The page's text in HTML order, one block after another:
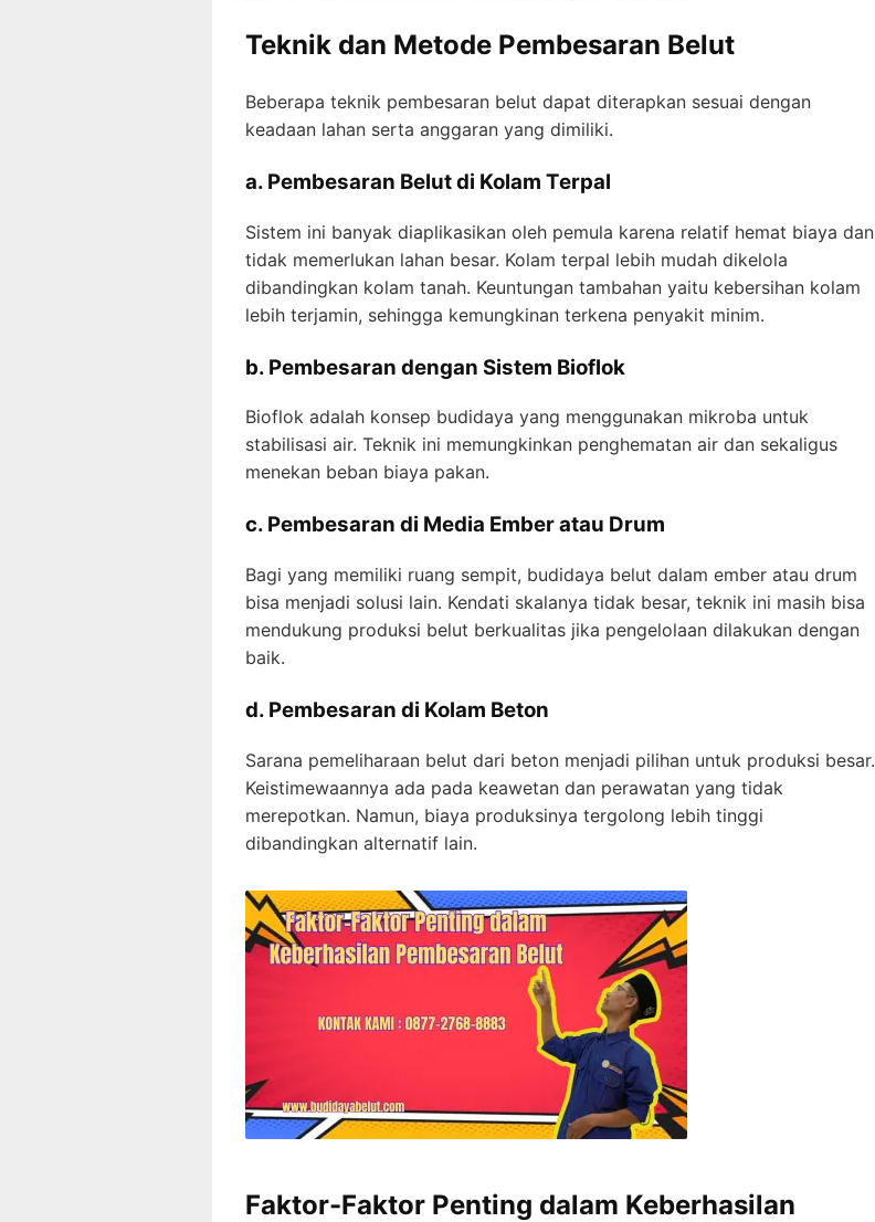
Teknik dan Metode Pembesaran Belut
Beberapa teknik pembesaran belut dapat diterapkan sesuai dengan
keadaan lahan serta anggaran yang dimiliki.
a. Pembesaran Belut di Kolam Terpal
Sistem ini banyak diaplikasikan oleh pemula karena relatif hemat biaya dan
tidak memerlukan lahan besar. Kolam terpal lebih mudah dikelola
dibandingkan kolam tanah. Keuntungan tambahan yaitu kebersihan kolam
lebih terjamin, sehingga kemungkinan terkena penyakit minim.
b. Pembesaran dengan Sistem Bioflok
Bioflok adalah konsep budidaya yang menggunakan mikroba untuk
stabilisasi air. Teknik ini memungkinkan penghematan air dan sekaligus
menekan beban biaya pakan.
c. Pembesaran di Media Ember atau Drum
Bagi yang memiliki ruang sempit, budidaya belut dalam ember atau drum
bisa menjadi solusi lain. Kendati skalanya tidak besar, teknik ini masih bisa
mendukung produksi belut berkualitas jika pengelolaan dilakukan dengan
baik.
d. Pembesaran di Kolam Beton
Sarana pemeliharaan belut dari beton menjadi pilihan untuk produksi besar.
Keistimewaannya ada pada keawetan dan perawatan yang tidak
merepotkan. Namun, biaya produksinya tergolong lebih tinggi
dibandingkan alternatif lain.
Faktor-Faktor Penting dalam Keberhasilan